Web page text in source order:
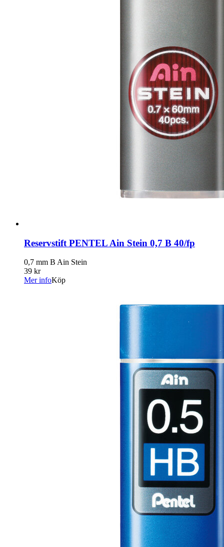
Reservstift PENTEL Ain Stein 0,7 B 40/fp
0,7 mm B Ain Stein
39 kr
Mer infoKöp